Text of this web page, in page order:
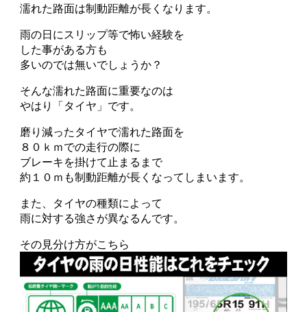
濡れた路面は制動距離が長くなります。
雨の日にスリップ等で怖い経験を
した事がある方も
多いのでは無いでしょうか？
そんな濡れた路面に重要なのは
やはり「タイヤ」です。
磨り減ったタイヤで濡れた路面を
８０ｋｍでの走行の際に
ブレーキを掛けて止まるまで
約１０ｍも制動距離が長くなってしまいます。
また、タイヤの種類によって
雨に対する強さが異なるんです。
その見分け方がこちら